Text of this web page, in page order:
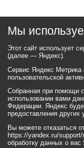
Мы
Этот сайт использует
(далее — Яндекс).
Сервис Яндекс
пользовательской
Собранная при помощи
использовании вами
Федерации. Яндекс
предоставления
Вы можете отказаться
https://yandex.ru/
обработку данных о